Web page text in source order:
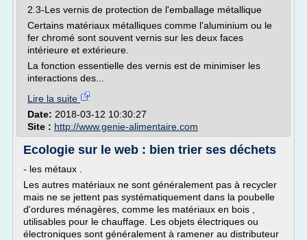
2.3-Les vernis de protection de l'emballage métallique
Certains matériaux métalliques comme l'aluminium ou le
fer chromé sont souvent vernis sur les deux faces
intérieure et extérieure.
La fonction essentielle des vernis est de minimiser les
interactions des...
Lire la suite
Date: 2018-03-12 10:30:27
Site : http://www.genie-alimentaire.com
Ecologie sur le web : bien trier ses déchets
- les métaux .
Les autres matériaux ne sont généralement pas à recycler
mais ne se jettent pas systématiquement dans la poubelle
d'ordures ménagères, comme les matériaux en bois ,
utilisables pour le chauffage. Les objets électriques ou
électroniques sont généralement à ramener au distributeur